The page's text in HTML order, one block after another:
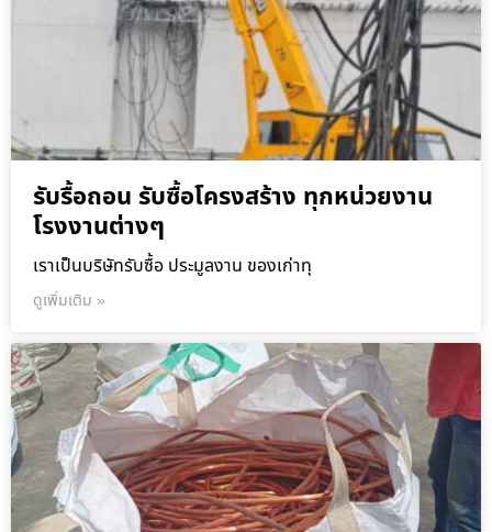
รับรื้อถอน รับซื้อโครงสร้าง ทุกหน่วยงาน
โรงงานต่างๆ
เราเป็นบริษัทรับซื้อ ประมูลงาน ของเก่าทุ
ดูเพิ่มเติม »